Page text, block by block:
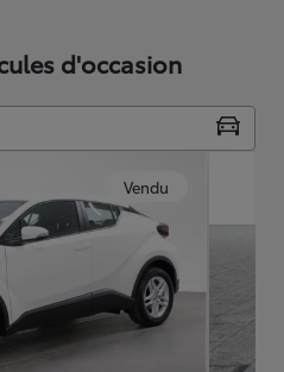
d'occasion
Vendu